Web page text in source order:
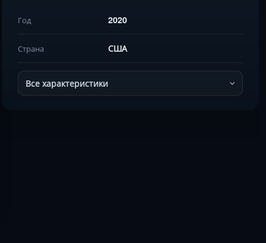
Год 2020
Страна США
Все характеристики